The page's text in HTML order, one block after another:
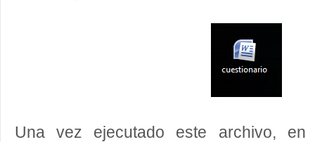
Una vez ejecutado este archivo, en